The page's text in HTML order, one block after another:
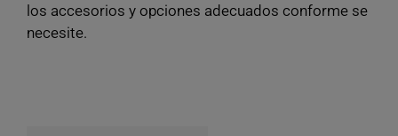
los accesorios y opciones adecuados conforme se
necesite.